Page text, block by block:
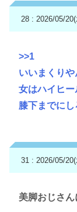
28 : 2026/05/
>>1
いいまくりや
女はハイヒ
膝下までにし
31 : 2026/05/
美脚おじさ